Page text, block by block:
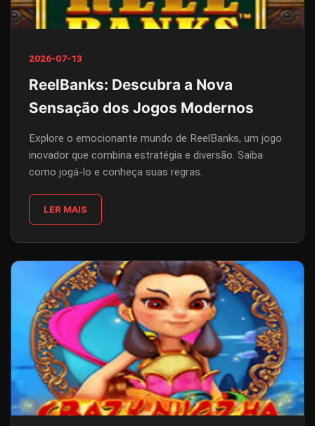
2026-07-13
ReelBanks: Descubra a Nova
Sensação dos Jogos Modernos
Explore o emocionante mundo de ReelBanks, um jogo
inovador que combina estratégia e diversão. Saiba
como jogá-lo e conheça suas regras.
LER MAIS